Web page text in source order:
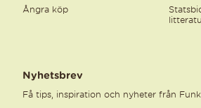
Ångra köp
Nyhetsbrev
Få tips, inspiration och nyheter från